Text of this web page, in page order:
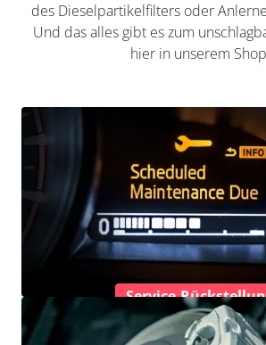
des Dieselpartikelfilters oder
Und das alles gibt es zum
hier in unserem
Service-